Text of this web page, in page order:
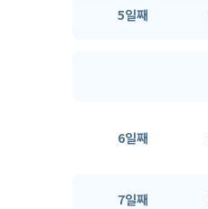
5일째
6일째
7일째